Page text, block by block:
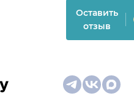
Оставить
отзыв